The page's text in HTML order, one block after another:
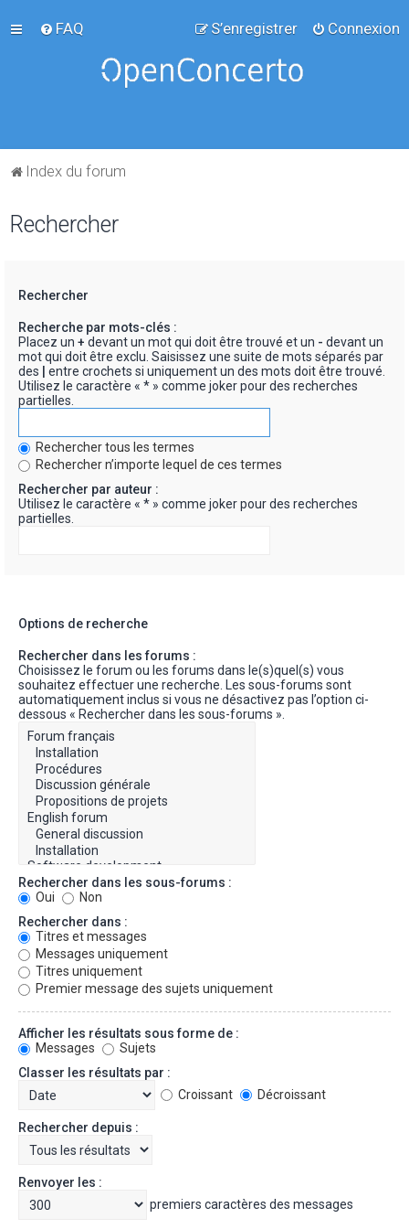
FAQ Connexion
S’enregistrer
Index du forum
Rechercher
Rechercher
Recherche par mots-clés :
Placez un + devant un mot qui doit être trouvé et un - devant un
mot qui doit être exclu. Saisissez une suite de mots séparés par
des
entre crochets si uniquement un des mots doit être trouvé.
Utilisez le caractère « * » comme joker pour des recherches
partielles.
Rechercher tous les termes
Rechercher n’importe lequel de ces termes
Rechercher par auteur :
Utilisez le caractère « * » comme joker pour des recherches
partielles.
Options de recherche
Rechercher dans les forums :
Choisissez le forum ou les forums dans le(s)quel(s) vous
souhaitez effectuer une recherche. Les sous-forums sont
automatiquement inclus si vous ne désactivez pas l’option ci-
dessous « Rechercher dans les sous-forums ».
Rechercher dans les sous-forums :
Oui
Non
Rechercher dans :
Titres et messages
Messages uniquement
Titres uniquement
Premier message des sujets uniquement
Afficher les résultats sous forme de :
Messages
Sujets
Classer les résultats par :
Croissant
Décroissant
Rechercher depuis :
Renvoyer les :
premiers caractères des messages